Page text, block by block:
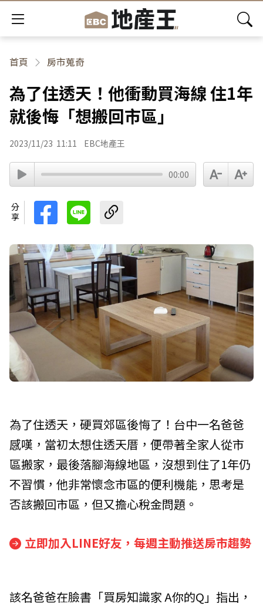
首頁 房市蒐奇
為了住透天！他衝動買海線 住1年
就後悔「想搬回市區」
2023/11/23 11:11 EBC地產王
00:00
分享
為了住透天，硬買郊區後悔了！台中一名爸爸
感嘆，當初太想住透天厝，便帶著全家人從市
區搬家，最後落腳海線地區，沒想到住了1年仍
不習慣，他非常懷念市區的便利機能，思考是
否該搬回市區，但又擔心稅金問題。
立即加入LINE好友，每週主動推送房市趨勢
該名爸爸在臉書「買房知識家 A你的Q」指出，